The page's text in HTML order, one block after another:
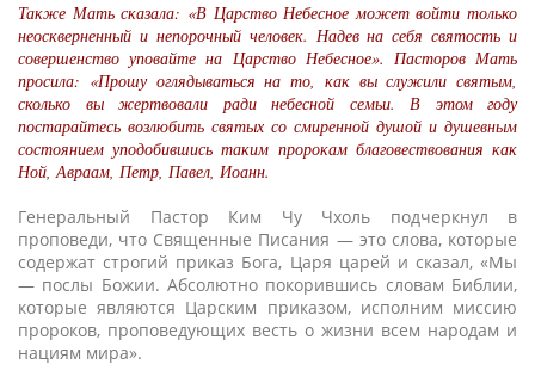
Также Мать сказала: «В Царство Небесное может войти только
неоскверненный и непорочный человек. Надев на себя святость и
совершенство уповайте на Царство Небесное». Пасторов Мать
просила: «Прошу оглядываться на то, как вы служили святым,
сколько вы жертвовали ради небесной семьи. В этом году
постарайтесь возлюбить святых со смиренной душой и душевным
состоянием уподобившись таким пророкам благовествования как
Ной, Авраам, Петр, Павел, Иоанн.
Генеральный Пастор Ким Чу Чхоль подчеркнул в
проповеди, что Священные Писания — это слова, которые
содержат строгий приказ Бога, Царя царей и сказал, «Мы
— послы Божии. Абсолютно покорившись словам Библии,
которые являются Царским приказом, исполним миссию
пророков, проповедующих весть о жизни всем народам и
нациям мира».